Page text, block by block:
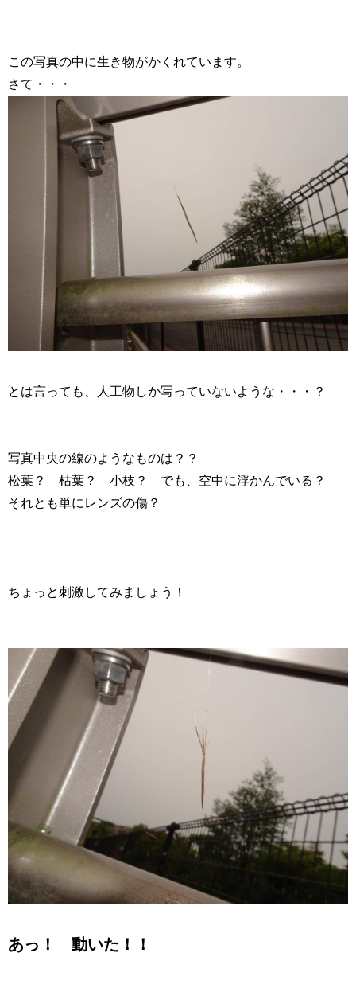
この写真の中に生き物がかくれています。
さて・・・
とは言っても、人工物しか写っていないような・・・？
写真中央の線のようなものは？？
松葉？ 枯葉？ 小枝？ でも、空中に浮かんでいる？
それとも単にレンズの傷？
ちょっと刺激してみましょう！
あっ！ 動いた！！